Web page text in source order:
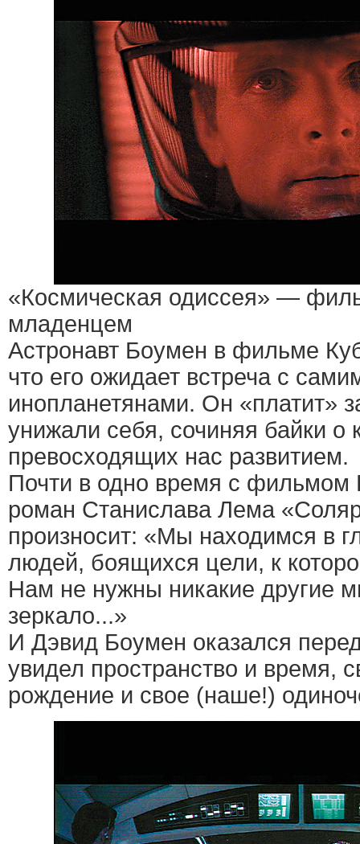
«Космическая одиссея» —
младенцем
Астронавт Боумен в фильме
что его ожидает встреча с
инопланетянами. Он «платит»
унижали себя, сочиняя байки о
превосходящих нас развитием.
Почти в одно время с фильмом
роман Станислава Лема
произносит: «Мы находимся в
людей, боящихся цели, к
Нам не нужны никакие другие
зеркало...»
И Дэвид Боумен оказался
увидел пространство и время,
рождение и свое (наше!)